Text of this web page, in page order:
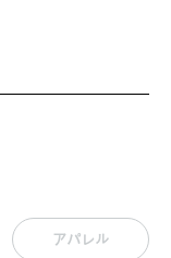
アパレル